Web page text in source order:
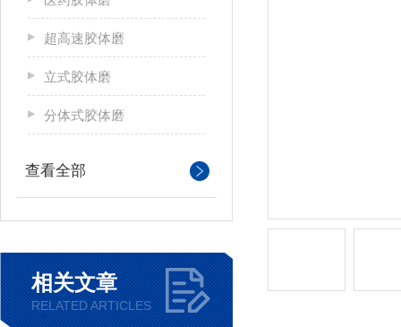
超高速胶体磨
立式胶体磨
分体式胶体磨
查看全部
相关文章
RELATED ARTICLES